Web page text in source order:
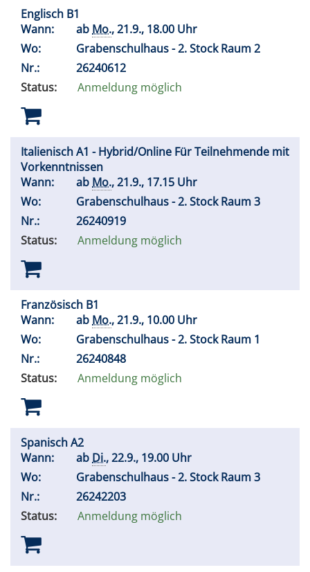
Englisch B1
Wann:
ab Mo., 21.9., 18.00 Uhr
Wo:
Grabenschulhaus - 2. Stock Raum 2
Nr.:
26240612
Status:
Anmeldung möglich
Italienisch A1 - Hybrid/Online Für Teilnehmende mit
Vorkenntnissen
Wann:
ab Mo., 21.9., 17.15 Uhr
Wo:
Grabenschulhaus - 2. Stock Raum 3
Nr.:
26240919
Status:
Anmeldung möglich
Französisch B1
Wann:
ab Mo., 21.9., 10.00 Uhr
Wo:
Grabenschulhaus - 2. Stock Raum 1
Nr.:
26240848
Status:
Anmeldung möglich
Spanisch A2
Wann:
ab Di., 22.9., 19.00 Uhr
Wo:
Grabenschulhaus - 2. Stock Raum 3
Nr.:
26242203
Status:
Anmeldung möglich